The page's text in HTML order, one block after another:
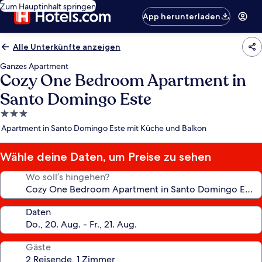
Zum Hauptinhalt springen
App herunterladen
Alle Unterkünfte anzeigen
Ganzes Apartment
Cozy One Bedroom Apartment in
Santo Domingo Este
3.0-
Sterne-
Apartment in Santo Domingo Este mit Küche und Balkon
Wähle deine Daten, um Preise zu sehen
Wo soll’s hingehen?
Daten
Gäste